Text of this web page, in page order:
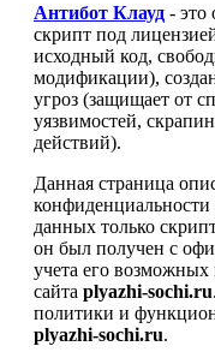
Антибот Клауд - это
скрипт под
исходный код,
модификации),
угроз (защищает от
уязвимостей,
действий).
Данная страница
данных только
он был получен с
учета его
сайта plyazhi-sochi.ru
политики и
plyazhi-sochi.ru.